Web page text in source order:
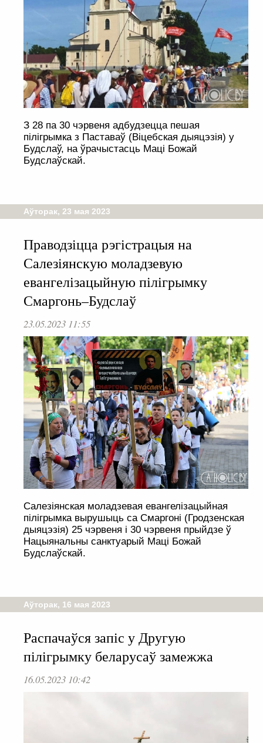
З 28 па 30 чэрвеня адбудзецца пешая
пілігрымка з Паставаў (Віцебская дыяцэзія) у
Будслаў, на ўрачыстасць Маці Божай
Будслаўскай.
Аўторак, 23 мая 2023
Праводзіцца рэгістрацыя на
Салезіянскую моладзевую
евангелізацыйную пілігрымку
Смаргонь–Будслаў
23.05.2023 11:55
Салезіянская моладзевая евангелізацыйная
пілігрымка вырушыць са Смаргоні (Гродзенская
дыяцэзія) 25 чэрвеня і 30 чэрвеня прыйдзе ў
Нацыянальны санктуарый Маці Божай
Будслаўскай.
Аўторак, 16 мая 2023
Распачаўся запіс у Другую
пілігрымку беларусаў замежжа
16.05.2023 10:42